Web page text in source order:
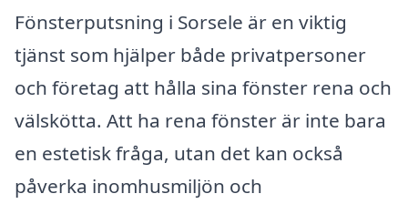
Fönsterputsning i Sorsele är en viktig
tjänst som hjälper både privatpersoner
och företag att hålla sina fönster rena och
välskötta. Att ha rena fönster är inte bara
en estetisk fråga, utan det kan också
påverka inomhusmiljön och